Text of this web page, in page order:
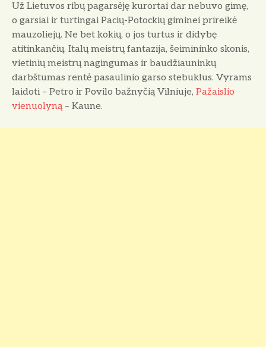
Už Lietuvos ribų pagarsėję kurortai dar nebuvo gimę,
o garsiai ir turtingai Pacių-Potockių giminei prireikė
mauzoliejų. Ne bet kokių, o jos turtus ir didybę
atitinkančių. Italų meistrų fantazija, šeimininko skonis,
vietinių meistrų nagingumas ir baudžiauninkų
darbštumas rentė pasaulinio garso stebuklus. Vyrams
laidoti – Petro ir Povilo bažnyčią Vilniuje, Pažaislio
vienuolyną – Kaune.